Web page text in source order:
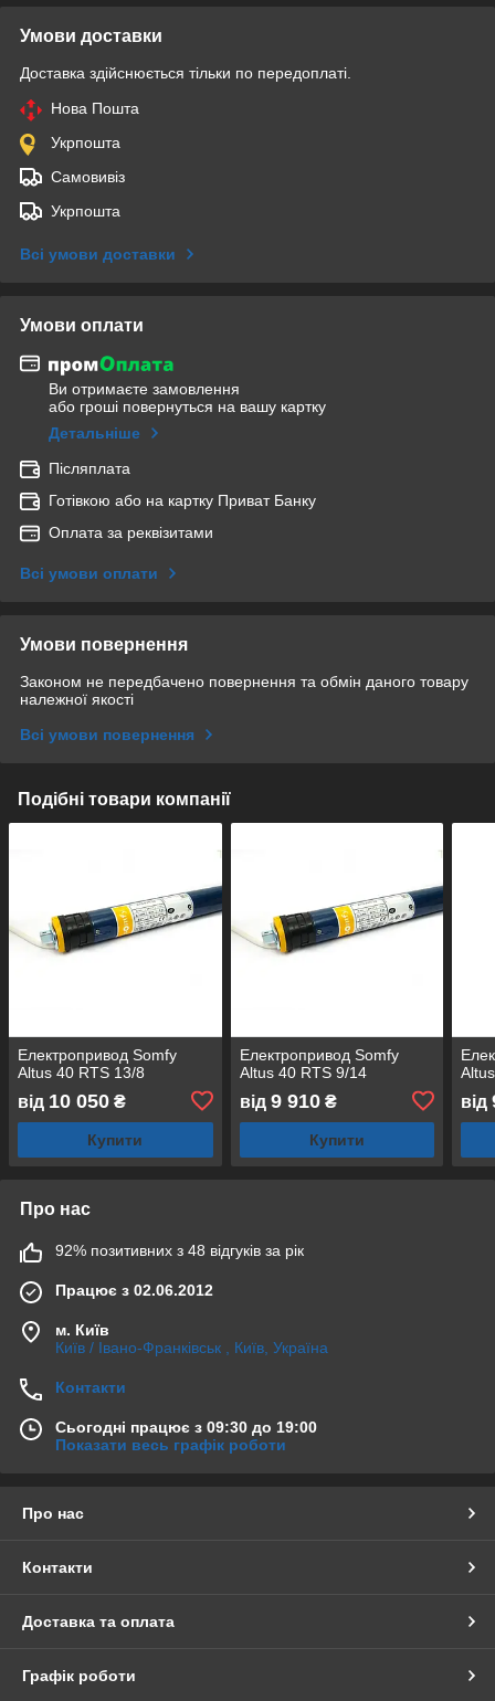
Умови доставки
Доставка здійснюється тільки по передоплаті.
Нова Пошта
Укрпошта
Самовивіз
Укрпошта
Всі умови доставки
Умови оплати
Ви отримаєте замовлення
або гроші повернуться на вашу картку
Детальніше
Післяплата
Готівкою або на картку Приват Банку
Оплата за реквізитами
Всі умови оплати
Умови повернення
Законом не передбачено повернення та обмін даного товару
належної якості
Всі умови повернення
Подібні товари компанії
Електропривод Somfy
Altus 40 RTS 13/8
від 10 050 ₴
Купити
Електропривод Somfy
Altus 40 RTS 9/14
від 9 910₴
Купити
від
Про нас
92% позитивних з 48 відгуків за рік
Працює з 02.06.2012
м. Київ
Київ / Івано-Франківськ , Київ, Україна
Контакти
Сьогодні працює з 09:30 до 19:00
Показати весь графік роботи
Про нас
Контакти
Доставка та оплата
Графік роботи